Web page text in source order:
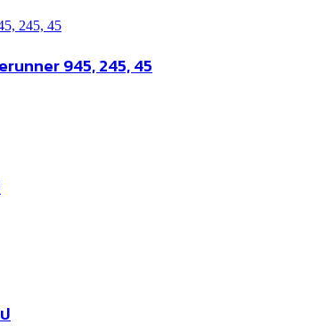
945, 245, 45